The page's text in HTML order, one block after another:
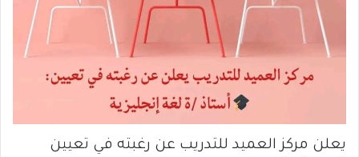
يعلن مركز العميد للتدريب عن رغبته في تعيين